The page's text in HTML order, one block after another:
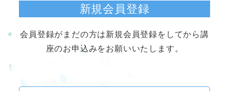
新規会員登録
会員登録がまだの方は新規会員登録をしてから講
座のお申込みをお願いいたします。